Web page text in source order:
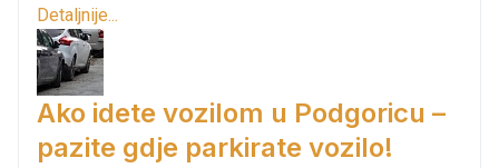
Detaljnije...
Ako idete vozilom u Podgoricu –
pazite gdje parkirate vozilo!